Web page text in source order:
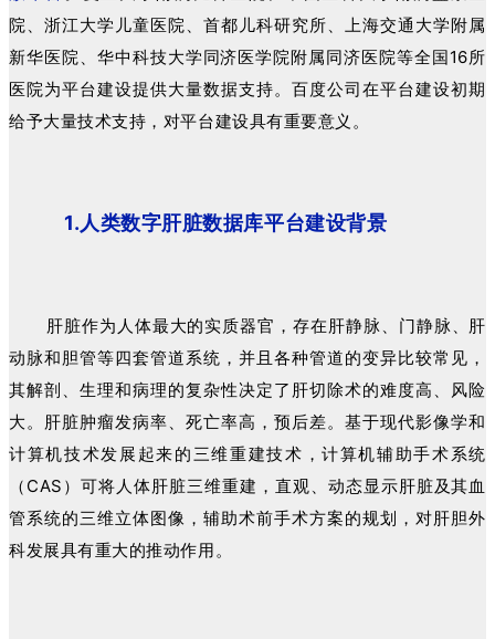
院、浙江大学儿童医院、首都儿科研究所、上海交通大学附属
新华医院、华中科技大学同济医学院附属同济医院等全国16所
医院为平台建设提供大量数据支持。百度公司在平台建设初期
给予大量技术支持，对平台建设具有重要意义。
1.人类数字肝脏数据库平台建设背景
肝脏作为人体最大的实质器官，存在肝静脉、门静脉、肝
动脉和胆管等四套管道系统，并且各种管道的变异比较常见，
其解剖、生理和病理的复杂性决定了肝切除术的难度高、风险
大。肝脏肿瘤发病率、死亡率高，预后差。基于现代影像学和
计算机技术发展起来的三维重建技术，计算机辅助手术系统
（CAS）可将人体肝脏三维重建，直观、动态显示肝脏及其血
管系统的三维立体图像，辅助术前手术方案的规划，对肝胆外
科发展具有重大的推动作用。